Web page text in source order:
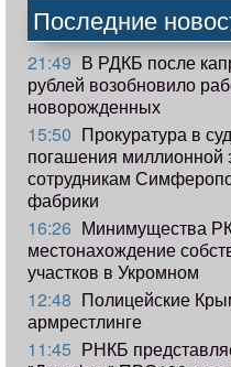
Последние
21:49 В РДКБ после
рублей возобновило
новорожденных
15:50 Прокуратура в
погашения миллионной
сотрудникам
фабрики
16:26 Минимущества
местонахождение
участков в Укромном
12:48 Полицейские
армрестлинге
11:45 РНКБ